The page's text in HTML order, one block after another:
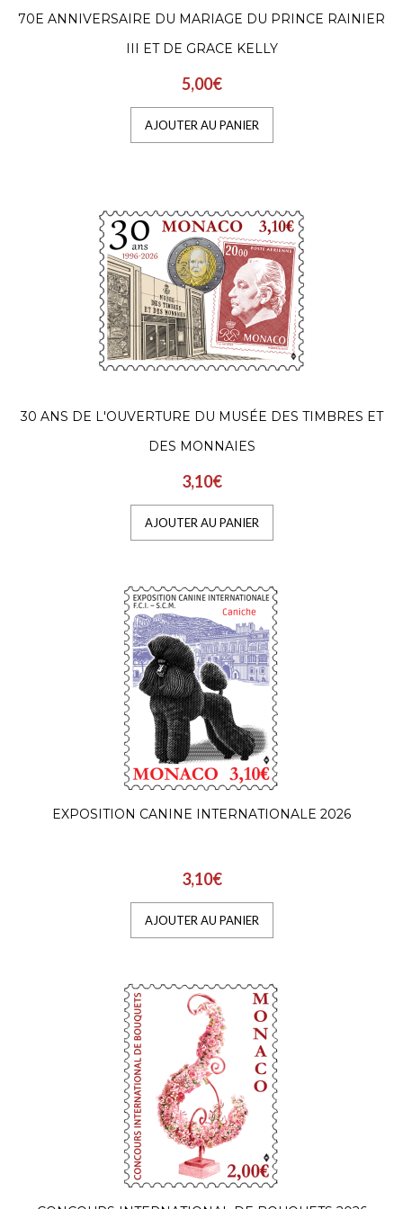
3,10€
Organisée par la Société Canine de Monaco
sous la présidence de Mélanie-Antoinette
Massy, la proc..
CONCOURS INTERNATIONAL
DE BOUQUETS 2026
2,00€
Organisé par le Garden de Club de Monaco,
Hanovre, le 5..
AJOUTER AU PANIER
PRINCIER
6,08€
Fondé sur le récit de l’Illiade dû à l’auteur
antique Homère, ce décor peint au XVIe
siècle au plafo..
AJOUTER AU PANIER
PROTÉGÉE DU LARVOTTO
prince Rain..
AJOUTER AU PANIER
LES VOITURES DE COURSE
MYTHIQUES - MCLAREN
2,25€
70E ANNIVERSAIRE DU MARIAGE DU PRINCE RAINIER
III ET DE GRACE KELLY
5,00€
AJOUTER AU PANIER
30 ANS DE L'OUVERTURE DU MUSÉE DES TIMBRES ET
DES MONNAIES
3,10€
AJOUTER AU PANIER
EXPOSITION CANINE INTERNATIONALE 2026
3,10€
AJOUTER AU PANIER